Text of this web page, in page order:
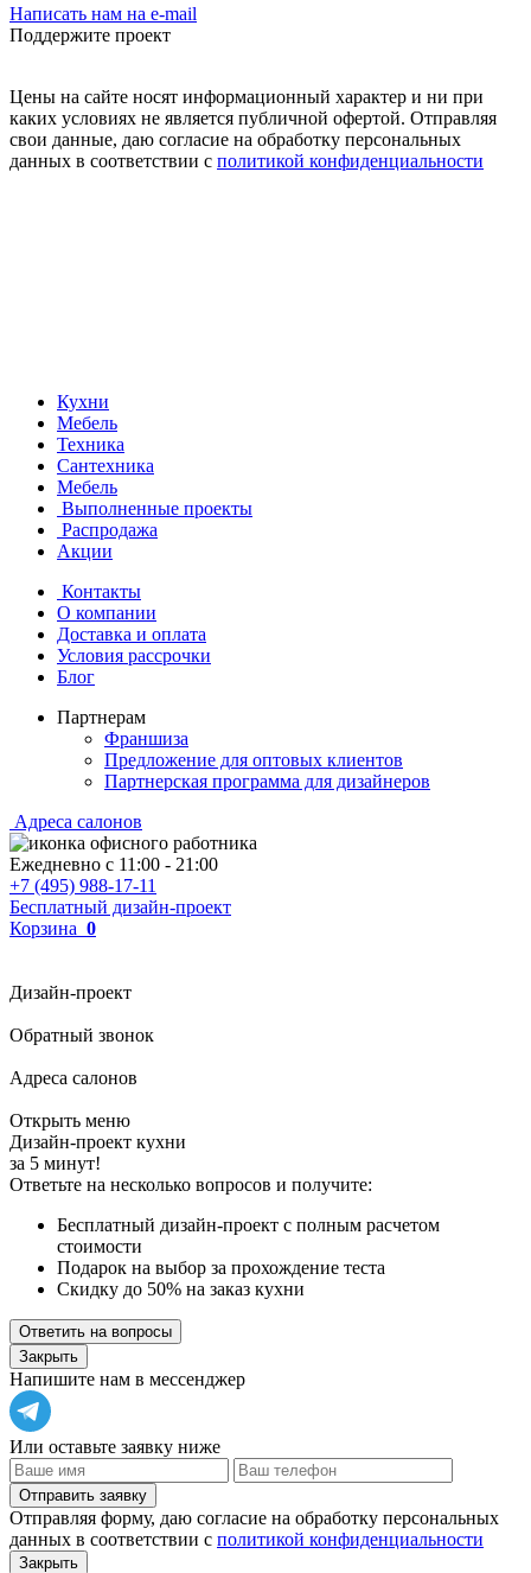
Написать нам на e-mail
Поддержите проект
Цены на сайте носят информационный характер и ни при
каких условиях не является публичной офертой. Отправляя
свои данные, даю согласие на обработку персональных
данных в соответствии с политикой конфиденциальности
Кухни
Мебель
Техника
Сантехника
Мебель
Выполненные проекты
Распродажа
Акции
Контакты
О компании
Доставка и оплата
Условия рассрочки
Блог
Партнерам
Франшиза
Предложение для оптовых клиентов
Партнерская программа для дизайнеров
Адреса салонов
Ежедневно с 11:00 - 21:00
+7 (495) 988-17-11
Бесплатный дизайн-проект
Корзина 0
Дизайн-проект
Обратный звонок
Адреса салонов
Открыть меню
Дизайн-проект кухни
за 5 минут!
Ответьте на несколько вопросов и получите:
Бесплатный дизайн-проект с полным расчетом
стоимости
Подарок на выбор за прохождение теста
Скидку до 50% на заказ кухни
Ответить на вопросы
Закрыть
Напишите нам в мессенджер
Или оставьте заявку ниже
Отправить заявку
Отправляя форму, даю согласие на обработку персональных
данных в соответствии с политикой конфиденциальности
Закрыть